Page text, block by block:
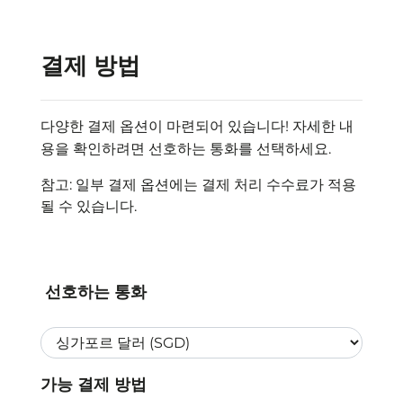
결제 방법
다양한 결제 옵션이 마련되어 있습니다! 자세한 내
용을 확인하려면 선호하는 통화를 선택하세요.
참고: 일부 결제 옵션에는 결제 처리 수수료가 적용
될 수 있습니다.
선호하는 통화
가능 결제 방법